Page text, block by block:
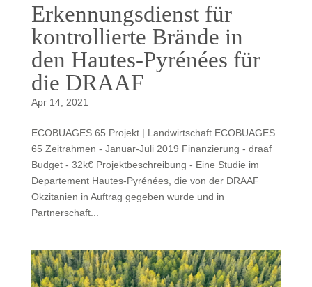
Erkennungsdienst für
kontrollierte Brände in
den Hautes-Pyrénées für
die DRAAF
Apr 14, 2021
ECOBUAGES 65 Projekt | Landwirtschaft ECOBUAGES
65 Zeitrahmen - Januar-Juli 2019 Finanzierung - draaf
Budget - 32k€ Projektbeschreibung - Eine Studie im
Departement Hautes-Pyrénées, die von der DRAAF
Okzitanien in Auftrag gegeben wurde und in
Partnerschaft...